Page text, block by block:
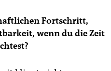
Fortschritt,
wenn du die Zeit